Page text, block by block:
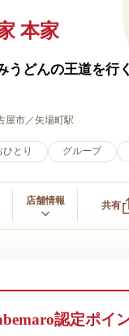
本家
うどんの王道を行
屋市 矢場町駅
ひとり グループ
店舗情報 共有
認定ポイ